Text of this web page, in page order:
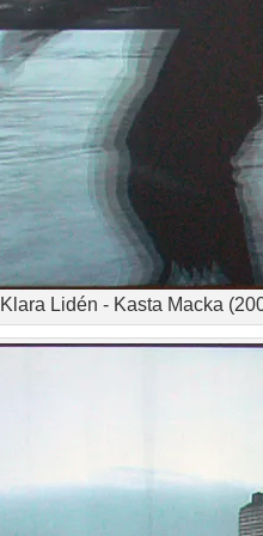
Klara Lidén - Kasta Macka